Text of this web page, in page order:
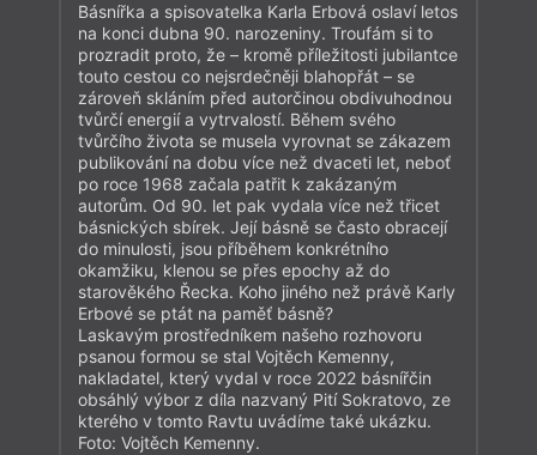
Básnířka a spisovatelka Karla Erbová oslaví letos
na konci dubna 90. narozeniny. Troufám si to
prozradit proto, že – kromě příležitosti jubilantce
touto cestou co nejsrdečněji blahopřát – se
zároveň skláním před autorčinou obdivuhodnou
tvůrčí energií a vytrvalostí. Během svého
tvůrčího života se musela vyrovnat se zákazem
publikování na dobu více než dvaceti let, neboť
po roce 1968 začala patřit k zakázaným
autorům. Od 90. let pak vydala více než třicet
básnických sbírek. Její básně se často obracejí
do minulosti, jsou příběhem konkrétního
okamžiku, klenou se přes epochy až do
starověkého Řecka. Koho jiného než právě Karly
Erbové se ptát na paměť básně?
Laskavým prostředníkem našeho rozhovoru
psanou formou se stal Vojtěch Kemenny,
nakladatel, který vydal v roce 2022 básnířčin
obsáhlý výbor z díla nazvaný Pití Sokratovo, ze
kterého v tomto Ravtu uvádíme také ukázku.
Foto: Vojtěch Kemenny.